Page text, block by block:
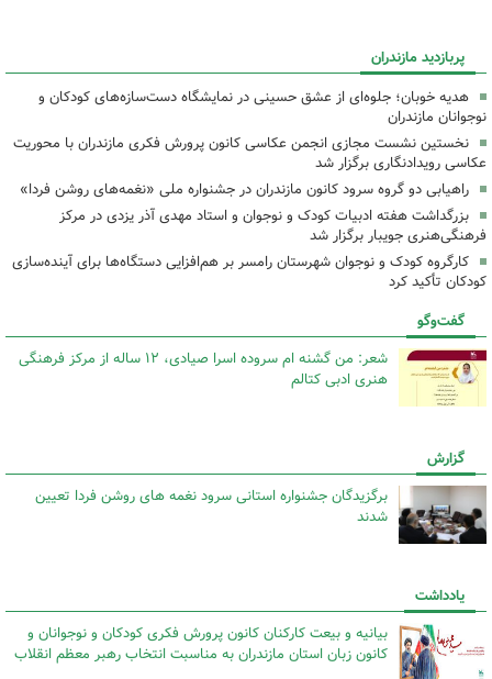
پربازدید مازندران
هدیه خوبان؛ جلوه‌ای از عشق حسینی در نمایشگاه دست‌سازه‌های کودکان و
نوجوانان مازندران
نخستین نشست مجازی انجمن عکاسی کانون پرورش فکری مازندران با محوریت
عکاسی رویدادنگاری برگزار شد
راهیابی دو گروه سرود کانون مازندران در جشنواره ملی «نغمه‌های روشن فردا»
بزرگداشت هفته ادبیات کودک و نوجوان و استاد مهدی آذر یزدی در مرکز
فرهنگی‌هنری جویبار برگزار شد
کارگروه کودک و نوجوان شهرستان رامسر بر هم‌افزایی دستگاه‌ها برای آینده‌سازی
کودکان تأکید کرد
گفت‌وگو
شعر: من گشنه ام سروده اسرا صیادی، ۱۲ ساله از مرکز فرهنگی
هنری ادبی کتالم
گزارش
برگزیدگان جشنواره استانی سرود نغمه های روشن فردا تعیین
شدند
یادداشت
بیانیه و بیعت کارکنان کانون پرورش فکری کودکان و نوجوانان و
کانون زبان استان مازندران به مناسبت انتخاب رهبر معظم انقلاب